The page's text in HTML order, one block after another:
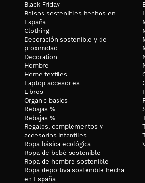
Cintura: Medir alrededor de la parte más
Caderas: Medir alrededor de la parte
SOSTENIBILIDAD:
Infinit Denim es un proyecto que
Sus prendas han sido creadas
Sus diseños son atemporales y
En los materiales se prioriza la
Toda la confección se realiza a menos
Cuando la prenda llegue al fin de su
CUIDADOS
Lavar a 30º
Planchar a temperatura baja
No lejía
Black Friday
Bolsos sostenibles hechos en
España
Clothing
Decoración sostenible y de
proximidad
Decoration
Hombre
Home textiles
Laptop accesories
Libros
Organic basics
Rebajas %
Rebajas %
Regalos, complementos y
accesorios infantiles
Ropa básica ecológica
Ropa de bebé sostenible
Ropa de hombre sostenible
Ropa deportiva sostenible hecha
en España